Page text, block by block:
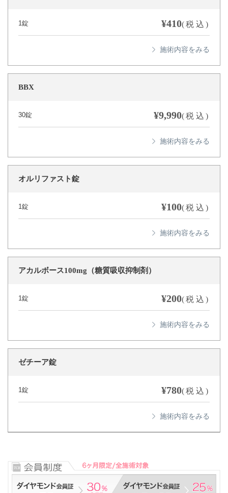
1錠 ¥410(税込)
BBX
30錠 ¥9,990(税込)
オルリファスト錠
1錠 ¥100(税込)
アカルボース100mg（糖質吸収抑制剤）
1錠 ¥200(税込)
ゼチーア錠
1錠 ¥780(税込)